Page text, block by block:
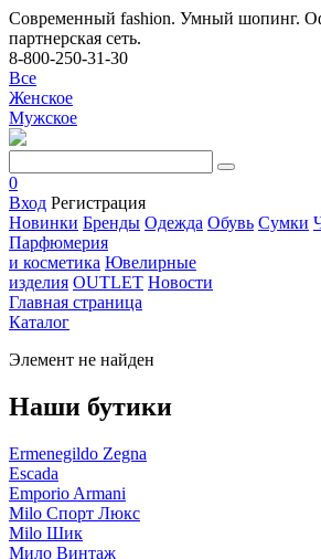
Современный fashion. Умный шопинг.
партнерская сеть.
8-800-250-31-30
Все
Женское
Мужское
0
Вход Регистрация
Новинки Бренды Одежда Обувь Сумки
Парфюмерия
и косметика Ювелирные
изделия OUTLET Новости
Главная страница
Каталог
Элемент не найден
Наши бутики
Ermenegildo Zegna
Escada
Emporio Armani
Milo Спорт Люкс
Milo Шик
Мило Винтаж